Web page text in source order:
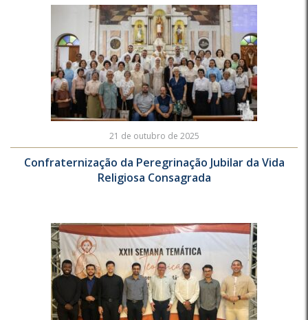
21 de outubro de 2025
Confraternização da Peregrinação Jubilar da Vida
Religiosa Consagrada